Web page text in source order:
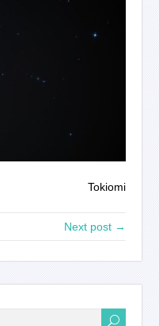
Tokiomi
Next post →